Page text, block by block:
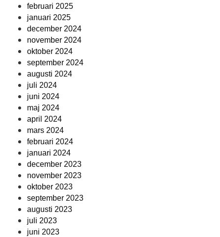
februari 2025
januari 2025
december 2024
november 2024
oktober 2024
september 2024
augusti 2024
juli 2024
juni 2024
maj 2024
april 2024
mars 2024
februari 2024
januari 2024
december 2023
november 2023
oktober 2023
september 2023
augusti 2023
juli 2023
juni 2023